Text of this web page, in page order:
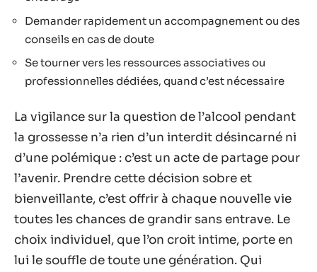
Demander rapidement un accompagnement ou des
conseils en cas de doute
Se tourner vers les ressources associatives ou
professionnelles dédiées, quand c’est nécessaire
La vigilance sur la question de l’alcool pendant
la grossesse n’a rien d’un interdit désincarné ni
d’une polémique : c’est un acte de partage pour
l’avenir. Prendre cette décision sobre et
bienveillante, c’est offrir à chaque nouvelle vie
toutes les chances de grandir sans entrave. Le
choix individuel, que l’on croit intime, porte en
lui le souffle de toute une génération. Qui